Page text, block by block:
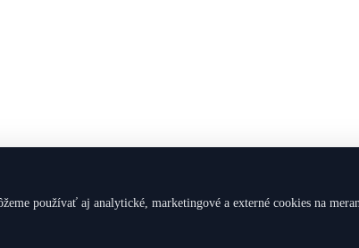
používať aj analytické, marketingové a externé cookies na